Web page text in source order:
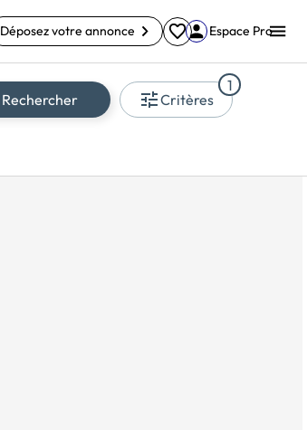
Déposez votre annonce Espace Pro
Rechercher Critères
1